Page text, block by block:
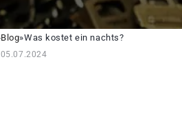
Blog»Was kostet ein nachts?